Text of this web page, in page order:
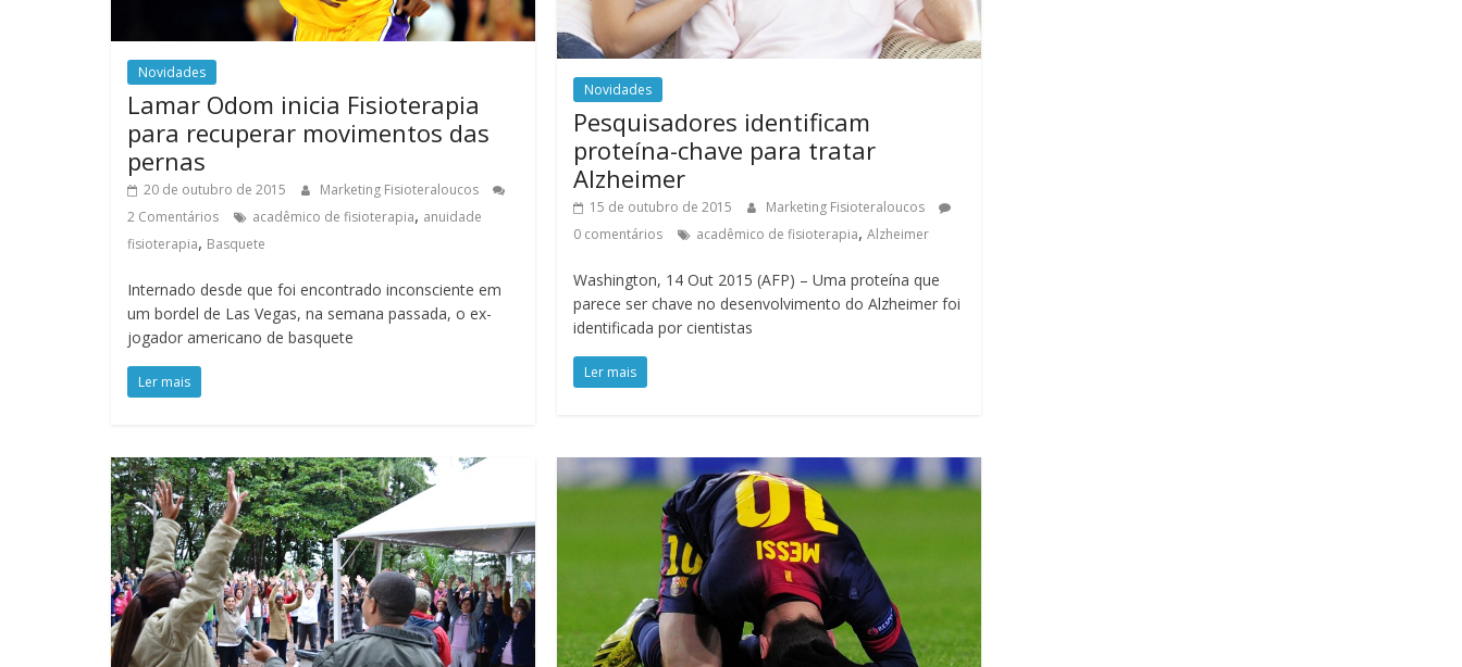
Novidades
Lamar Odom inicia Fisioterapia
para recuperar movimentos das
pernas
20 de outubro de 2015
Marketing Fisioteraloucos
2 Comentários
acadêmico de fisioterapia, anuidade
fisioterapia, Basquete
Internado desde que foi encontrado inconsciente em
um bordel de Las Vegas, na semana passada, o ex-
jogador americano de basquete
Ler mais
Novidades
Pesquisadores identificam
proteína-chave para tratar
Alzheimer
15 de outubro de 2015
Marketing Fisioteraloucos
0 comentários
acadêmico de fisioterapia,Alzheimer
Washington, 14 Out 2015 (AFP) – Uma proteína que
parece ser chave no desenvolvimento do Alzheimer foi
identificada por cientistas
Ler mais